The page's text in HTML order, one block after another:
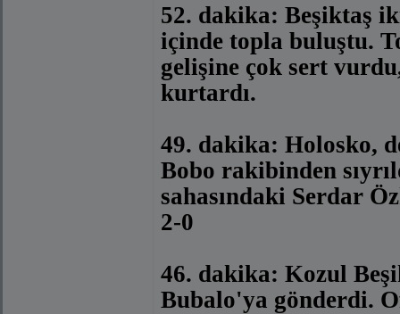
52. dakika: Beşiktaş
içinde topla buluştu.
gelişine çok sert
kurtardı.
49. dakika: Holosko,
Bobo rakibinden
sahasındaki Serdar
2-0
46. dakika: Kozul
Bubalo'ya gönderdi.